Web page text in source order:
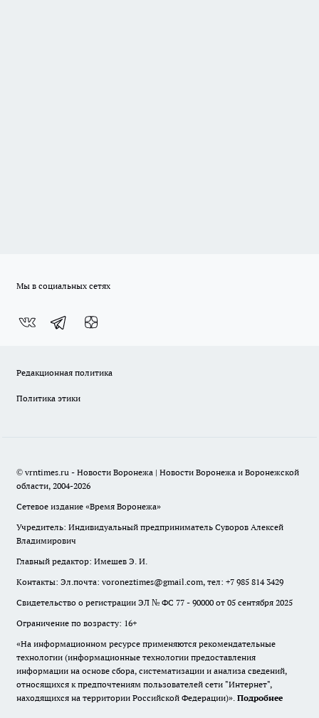
Мы в социальных сетях
Редакционная политика
Политика этики
© vrntimes.ru - Новости Воронежа | Новости Воронежа и Воронежской
области, 2004-2026
Сетевое издание «Время Воронежа»
Учредитель: Индивидуальный предприниматель Суворов Алексей
Владимирович
Главный редактор: Имешев Э. И.
Контакты: Эл.почта: voroneztimes@gmail.com, тел: +7 985 814 3429
Свидетельство о регистрации ЭЛ № ФС 77 - 90000 от 05 сентября 2025
Ограничение по возрасту: 16+
«На информационном ресурсе применяются рекомендательные
технологии (информационные технологии предоставления
информации на основе сбора, систематизации и анализа сведений,
относящихся к предпочтениям пользователей сети "Интернет",
находящихся на территории Российской Федерации)». Подробнее